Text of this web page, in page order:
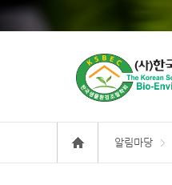
알림마당